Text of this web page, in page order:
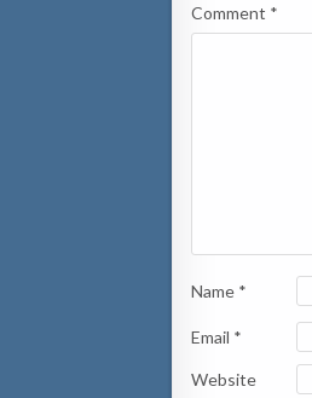
Comment *
Name *
Email *
Website